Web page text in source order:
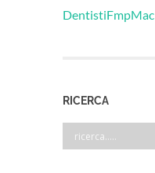
DentistiFmpMac
RICERCA